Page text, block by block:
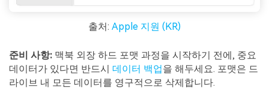
출처: Apple 지원 (KR)
준비 사항: 맥북 외장 하드 포맷 과정을 시작하기 전에, 중요
데이터가 있다면 반드시 데이터 백업을 해두세요. 포맷은 드
라이브 내 모든 데이터를 영구적으로 삭제합니다.